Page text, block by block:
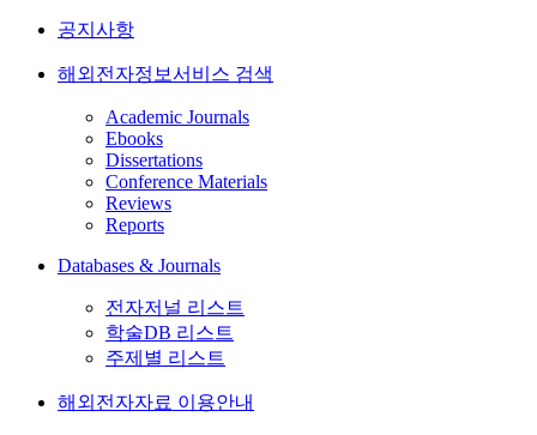
공지사항
해외전자정보서비스 검색
Academic Journals
Ebooks
Dissertations
Conference Materials
Reviews
Reports
Databases & Journals
전자저널 리스트
학술DB 리스트
주제별 리스트
해외전자자료 이용안내